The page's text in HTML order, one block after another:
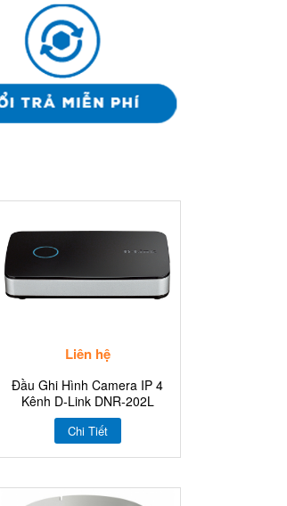
Liên hệ
Đầu Ghi Hình Camera IP 4
Kênh D-Link DNR-202L
Chi Tiết